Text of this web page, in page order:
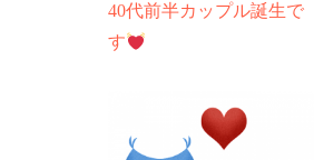
40代前半カップル誕生で
す